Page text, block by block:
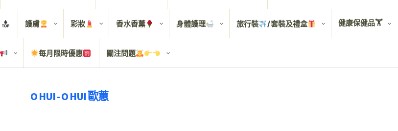
護膚 彩妝 香水香薰 身體護理 旅行裝 /套裝及禮盒 健康保健品🏋️
每月限時優惠 關注問題
O HUI - O HUI 歐蕙